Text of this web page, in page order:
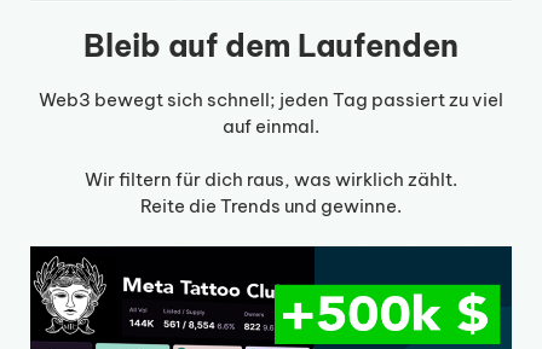
Bleib auf dem Laufenden
Web3 bewegt sich schnell; jeden Tag passiert zu viel
auf einmal.
Wir filtern für dich raus, was wirklich zählt.
Reite die Trends und gewinne.